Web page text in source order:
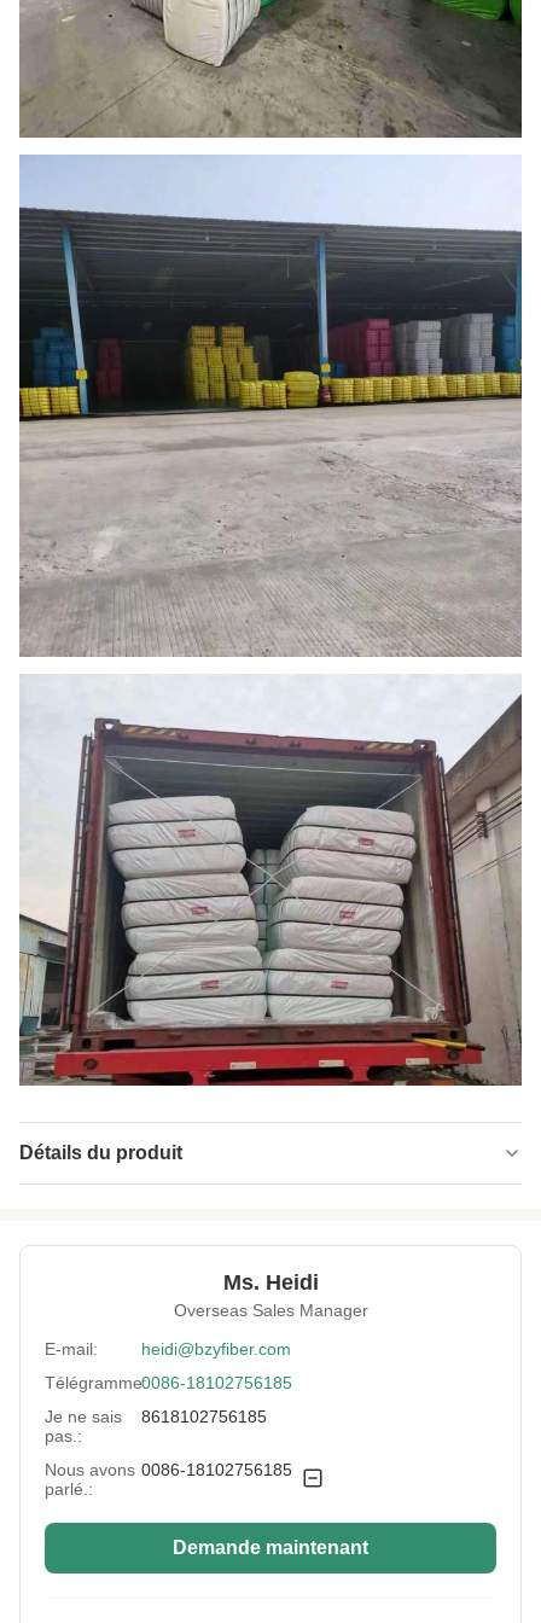
Détails du produit
Material: Polyester réutilisé
Deniers 15
Grade: Une note
Fiber Cut Length: 64 mm
Color: Blanc
Fiber Crimp: Moyenne
Style: D'une épaisseur n'excédant pas 1 mm
Application:
Tableau d'isolation acoustique, rembourrage,
Ms. Heidi
Overseas Sales Manager
E-mail:
heidi@bzyfiber.com
Télégramme:0086-18102756185
Je ne sais
pas.:
8618102756185
Nous avons
parlé.:
0086-18102756185
Demande maintenant